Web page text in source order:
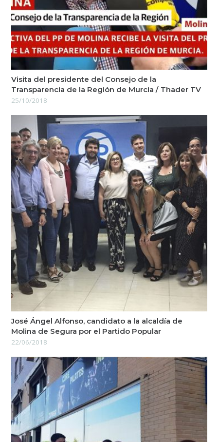
Visita del presidente del Consejo de la
Transparencia de la Región de Murcia / Thader TV
25/10/2018
José Ángel Alfonso, candidato a la alcaldía de
Molina de Segura por el Partido Popular
22/06/2018